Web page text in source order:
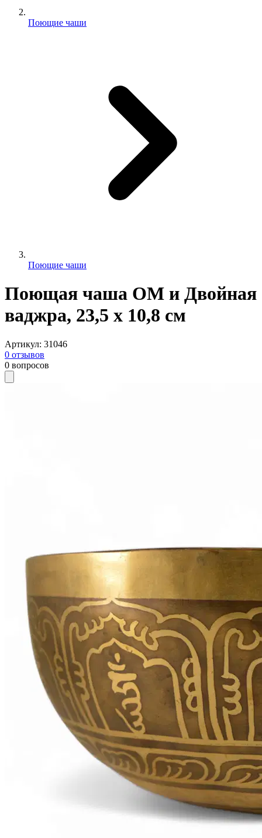
Поющие чаши
Поющие чаши
Поющая чаша ОМ и Двойная
ваджра, 23,5 х 10,8 см
Артикул: 31046
0 отзывов
0 вопросов